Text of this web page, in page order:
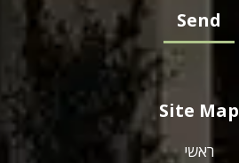
Site Map
ראשי